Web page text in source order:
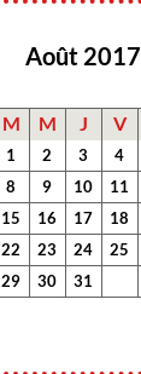
Août 2017
M M J V
1 2 3 4
8 9 10 11
15 16 17 18
22 23 24 25
29 30 31